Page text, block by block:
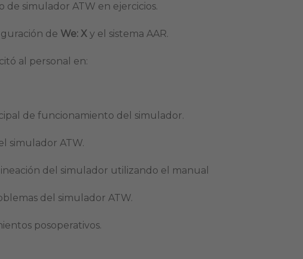
de simulador ATW en ejercicios.
de We: X y el sistema AAR.
al personal en:
de funcionamiento del simulador.
simulador ATW.
del simulador utilizando el manual
del simulador ATW.
posoperativos.